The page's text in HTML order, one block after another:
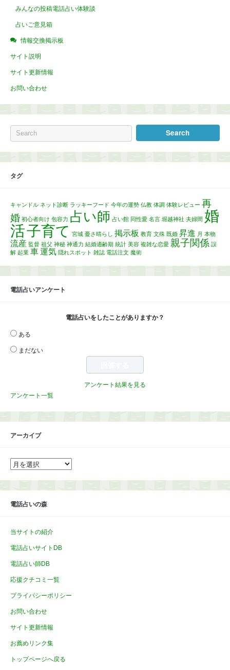
みんなの投稿電話占い体験談
占いご意見箱
情報交換掲示板
サイト説明
サイト更新情報
お問い合わせ
タグ
キャンドル ネット診断 ラッキーフード 今年の運勢 仏教 体調 体験レビュー 再
婚 初心者向け 包容力 占い師 占い館 同性愛 名言 堀越神社 夫婦間 婚
活子育て 宮城 憂さ晴らし 掲示板 教育 文殊 既婚 昇進 月 本物
流産 監督 祖父 神秘 神通力 結婚適齢期 統計 美容 複雑な恋愛 親子関係 誤
解 起業 車運気 隠れスポット 雑誌 電話注文 魔術
電話占いアンケート
電話占いをしたことがありますか？
ある
まだない
アンケート結果を見る
アンケート一覧
アーカイブ
ア
ー
イ
電話占いの森
当サイトの紹介
電話占いサイトDB
電話占い師DB
応援クチコミ一覧
プライバシーポリシー
お問い合わせ
サイト更新情報
お薦めリンク集
トップページへ戻る